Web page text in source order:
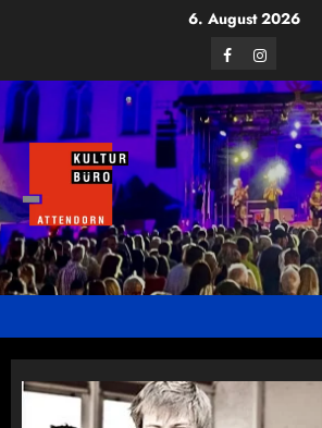
6. August 2026
FacebookInstagram